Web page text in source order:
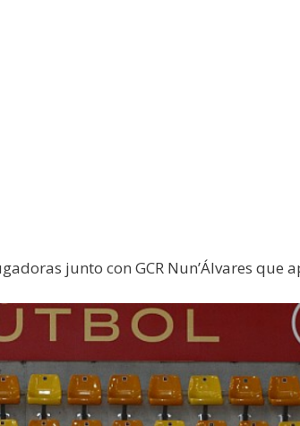
junto con GCR Nun’Álvares que